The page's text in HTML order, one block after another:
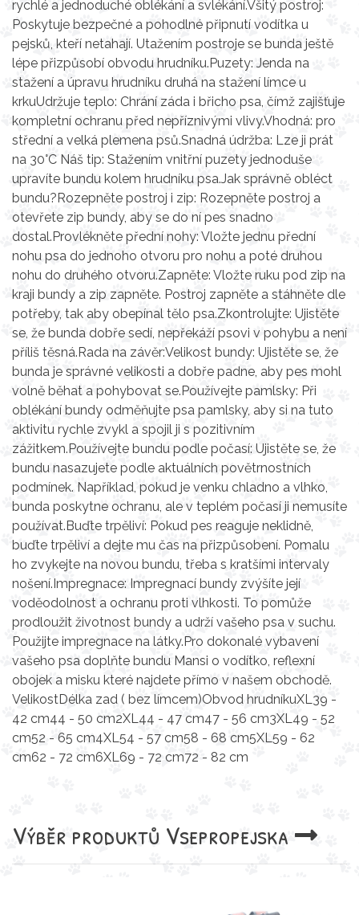
rychlé a jednoduché oblékání a svlékání.Všitý postroj:
Poskytuje bezpečné a pohodlné připnutí vodítka u
pejsků, kteří netahají. Utažením postroje se bunda ještě
lépe přizpůsobí obvodu hrudníku.Puzety: Jenda na
stažení a úpravu hrudníku druhá na stažení límce u
krkuUdržuje teplo: Chrání záda i břicho psa, čímž zajišťuje
kompletní ochranu před nepříznivými vlivy.Vhodná: pro
střední a velká plemena psů.Snadná údržba: Lze ji prát
na 30°C Náš tip: Stažením vnitřní puzety jednoduše
upravíte bundu kolem hrudníku psa.Jak správně obléct
bundu?Rozepněte postroj i zip: Rozepněte postroj a
otevřete zip bundy, aby se do ní pes snadno
dostal.Provlékněte přední nohy: Vložte jednu přední
nohu psa do jednoho otvoru pro nohu a poté druhou
nohu do druhého otvoru.Zapněte: Vložte ruku pod zip na
kraji bundy a zip zapněte. Postroj zapněte a stáhněte dle
potřeby, tak aby obepínal tělo psa.Zkontrolujte: Ujistěte
se, že bunda dobře sedí, nepřekáží psovi v pohybu a není
příliš těsná.Rada na závěr:Velikost bundy: Ujistěte se, že
bunda je správné velikosti a dobře padne, aby pes mohl
volně běhat a pohybovat se.Používejte pamlsky: Při
oblékání bundy odměňujte psa pamlsky, aby si na tuto
aktivitu rychle zvykl a spojil ji s pozitivním
zážitkem.Používejte bundu podle počasí: Ujistěte se, že
bundu nasazujete podle aktuálních povětrnostních
podmínek. Například, pokud je venku chladno a vlhko,
bunda poskytne ochranu, ale v teplém počasí ji nemusíte
používat.Buďte trpěliví: Pokud pes reaguje neklidně,
buďte trpěliví a dejte mu čas na přizpůsobení. Pomalu
ho zvykejte na novou bundu, třeba s kratšími intervaly
nošení.Impregnace: Impregnací bundy zvýšíte její
voděodolnost a ochranu proti vlhkosti. To pomůže
prodloužit životnost bundy a udrží vašeho psa v suchu.
Použijte impregnace na látky.Pro dokonalé vybavení
vašeho psa doplňte bundu Mansi o vodítko, reflexní
obojek a misku které najdete přímo v našem obchodě.
VelikostDélka zad ( bez límcem)Obvod hrudníkuXL39 -
42 cm44 - 50 cm2XL44 - 47 cm47 - 56 cm3XL49 - 52
cm52 - 65 cm4XL54 - 57 cm58 - 68 cm5XL59 - 62
cm62 - 72 cm6XL69 - 72 cm72 - 82 cm
Výběr produktů Vsepropejska